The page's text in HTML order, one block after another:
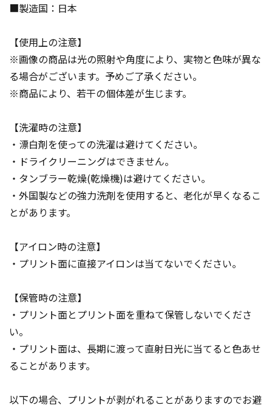
■製造国：日本
【使用上の注意】
※画像の商品は光の照射や角度により、実物と色味が異な
る場合がございます。予めご了承ください。
※商品により、若干の個体差が生じます。
【洗濯時の注意】
・漂白剤を使っての洗濯は避けてください。
・ドライクリーニングはできません。
・タンブラー乾燥(乾燥機)は避けてください。
・外国製などの強力洗剤を使用すると、老化が早くなるこ
とがあります。
【アイロン時の注意】
・プリント面に直接アイロンは当てないでください。
【保管時の注意】
・プリント面とプリント面を重ねて保管しないでくださ
い。
・プリント面は、長期に渡って直射日光に当てると色あせ
ることがあります。
以下の場合、プリントが剥がれることがありますのでお避